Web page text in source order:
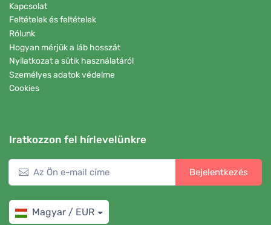
Kapcsolat
Feltételek és feltételek
Rólunk
Hogyan mérjük a láb hosszát
Nyilatkozat a sütik használatáról
Személyes adatok védelme
Cookies
Iratkozzon fel hírlevelünkre
Bejelentkezés
Magyar / EUR